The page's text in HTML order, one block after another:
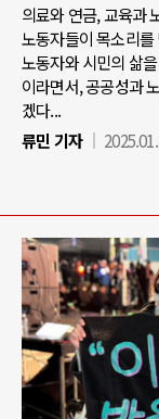
의료와 연금, 교육과
노동자들이 목소리
노동자와 시민의 삶
이라면서, 공공성과
겠다...
류민 기자